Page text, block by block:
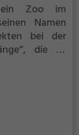
Zoo im
Namen
bei der
die es